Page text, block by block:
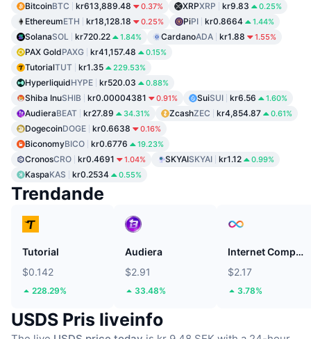
BitcoinBTC kr613,889.48 0.37% XRPXRP kr9.83 0.25%
EthereumETH kr18,128.18 0.25% PiPI kr0.8664 1.44%
SolanaSOL kr720.22 1.84% CardanoADA kr1.88 1.55%
PAX GoldPAXG kr41,157.48 0.15%
TutorialTUT kr1.35 229.53%
HyperliquidHYPE kr520.03 0.88%
Shiba InuSHIB kr0.00004381 0.91% SuiSUI kr6.56 1.60%
AudieraBEAT kr27.89 34.31% ZcashZEC kr4,854.87 0.61%
DogecoinDOGE kr0.6638 0.16%
BiconomyBICO kr0.6776 19.23%
CronosCRO kr0.4691 1.04% SKYAISKYAI kr1.12 0.99%
KaspaKAS kr0.2534 0.55%
Trendande
Tutorial
$0.142
228.29%
Audiera
$2.91
33.48%
Internet Computer
$2.17
3.78%
USDS Pris liveinfo